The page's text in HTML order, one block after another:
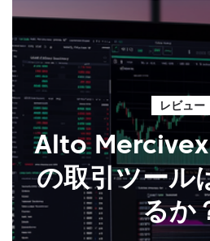
レビュー
Alto
の取引ツール
るか